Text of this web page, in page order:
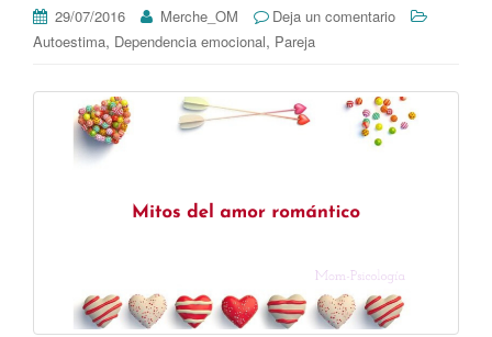
29/07/2016 Merche_OM
Deja un comentario
Autoestima, Dependencia emocional, Pareja